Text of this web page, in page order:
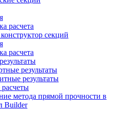
расчета
секций
расчета
результаты
результаты
метода прямой прочности в
Builder